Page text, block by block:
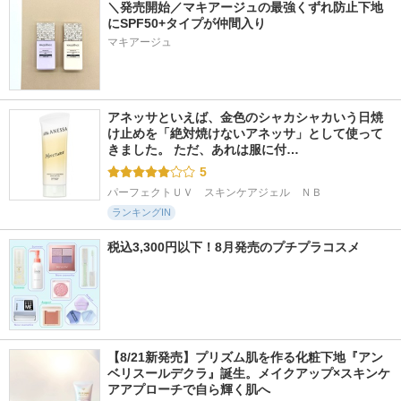
＼発売開始／マキアージュの最強くずれ防止下地
にSPF50+タイプが仲間入り
マキアージュ
アネッサといえば、金色のシャカシャカいう日焼
け止めを「絶対焼けないアネッサ」として使って
きました。 ただ、あれは服に付…
5
パーフェクトＵＶ　スキンケアジェル　ＮＢ
ランキングIN
税込3,300円以下！8月発売のプチプラコスメ
【8/21新発売】プリズム肌を作る化粧下地『アン
ベリスールデクラ』誕生。メイクアップ×スキンケ
アアプローチで自ら輝く肌へ